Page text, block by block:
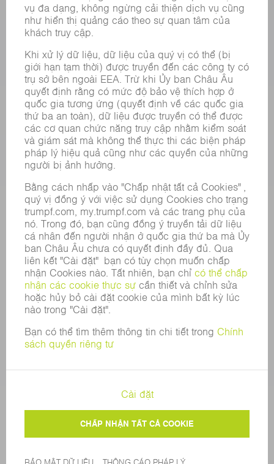
SẢN PHẨM
CÁC HỆ THỐNG &MÁY MÓC
CÔNG NGHỆ LASER
MÁY CÔNG CỤ
NHÀ MÁY THÔNG MINH
PHẦN MỀM
CÁC LOẠI HÌNH DỊCH VỤ
CÁC ỨNG DỤNG
CÁC LĨNH VỰC
DOANH NGHIỆP
SỰ NGHIỆP
VỊ TRÍ TUYỂN DỤNG
HỒ SƠ NĂNG LỰC CỦA TẬP ĐOÀN
BÁO CÁO THƯỜNG NIÊN
NGUYÊN TẮC DOANH NGHIỆP
TUÂN THỦ
HỆ THỐNG TỐ CÁO
BẢO MẬT
THÔNG CÁO BÁO CHÍ
TẠP CHÍ
TÍNH BỀN VỮNG
MÔI TRƯỜNG & KHÍ HẬU
XÃ HỘI & DOANH NGHIỆP
QUẢN LÝ DOANH NGHIỆP
BẢN QUYỀN
CÀI ĐẶT BẢO MẬT